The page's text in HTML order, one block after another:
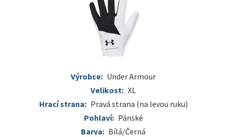
Výrobce: Under Armour
Velikost: XL
Hrací strana: Pravá strana (na levou ruku)
Pohlaví: Pánské
Barva: Bílá/Černá